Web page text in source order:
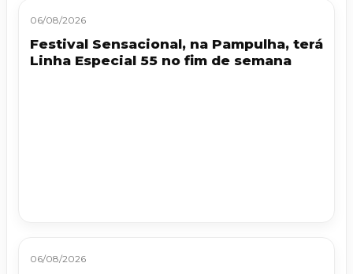
06/08/2026
Festival Sensacional, na Pampulha, terá
Linha Especial 55 no fim de semana
06/08/2026